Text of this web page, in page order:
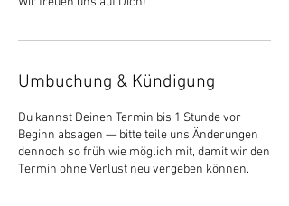
Umbuchung & Kündigung
Du kannst Deinen Termin bis 1 Stunde vor
Beginn absagen — bitte teile uns Änderungen
dennoch so früh wie möglich mit, damit wir den
Termin ohne Verlust neu vergeben können.